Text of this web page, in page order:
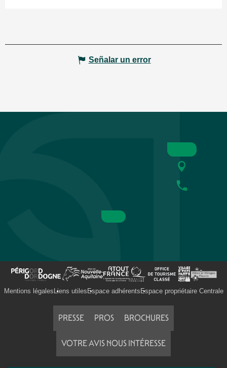
Señalar un error
Mentions légales Liens utiles Espace adhérents Espace propriétaire Centrale
PRESSE PROS BROCHURES
VOTRE AVIS NOUS INTÉRESSE